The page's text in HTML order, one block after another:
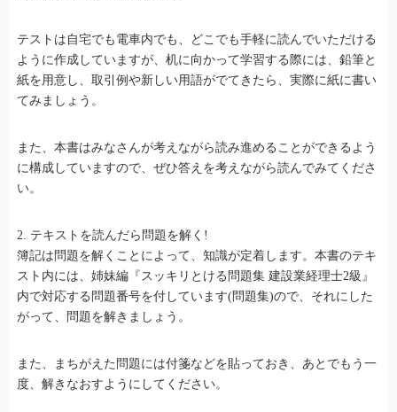
テストは自宅でも電車内でも、どこでも手軽に読んでいただける
ように作成していますが、机に向かって学習する際には、鉛筆と
紙を用意し、取引例や新しい用語がでてきたら、実際に紙に書い
てみましょう。
また、本書はみなさんが考えながら読み進めることができるよう
に構成していますので、ぜひ答えを考えながら読んでみてくださ
い。
2. テキストを読んだら問題を解く!
簿記は問題を解くことによって、知識が定着します。本書のテキ
スト内には、姉妹編『スッキリとける問題集 建設業経理士2級』
内で対応する問題番号を付しています(問題集)ので、それにした
がって、問題を解きましょう。
また、まちがえた問題には付箋などを貼っておき、あとでもう一
度、解きなおすようにしてください。